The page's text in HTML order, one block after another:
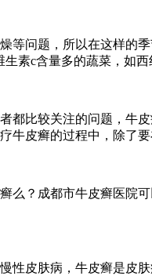
等问题，所以在这样
素c含量多的蔬菜，如
都比较关注的问题，牛
牛皮癣的过程中，除了
么？成都市牛皮癣医
性皮肤病，牛皮癣是皮